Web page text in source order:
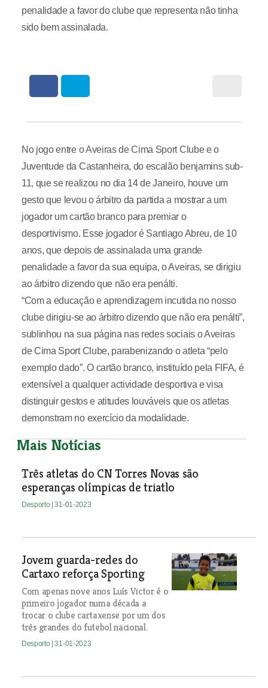
penalidade a favor do clube que representa não tinha
sido bem assinalada.
No jogo entre o Aveiras de Cima Sport Clube e o
Juventude da Castanheira, do escalão benjamins sub-
11, que se realizou no dia 14 de Janeiro, houve um
gesto que levou o árbitro da partida a mostrar a um
jogador um cartão branco para premiar o
desportivismo. Esse jogador é Santiago Abreu, de 10
anos, que depois de assinalada uma grande
penalidade a favor da sua equipa, o Aveiras, se dirigiu
ao árbitro dizendo que não era penálti.
“Com a educação e aprendizagem incutida no nosso
clube dirigiu-se ao árbitro dizendo que não era penálti”,
sublinhou na sua página nas redes sociais o Aveiras
de Cima Sport Clube, parabenizando o atleta “pelo
exemplo dado”. O cartão branco, instituído pela FIFA, é
extensível a qualquer actividade desportiva e visa
distinguir gestos e atitudes louváveis que os atletas
demonstram no exercício da modalidade.
Mais Notícias
Três atletas do CN Torres Novas são
esperanças olímpicas de triatlo
Desporto | 31-01-2023
Jovem guarda-redes do
Cartaxo reforça Sporting
Com apenas nove anos Luís Victor é o
primeiro jogador numa década a
trocar o clube cartaxense por um dos
três grandes do futebol nacional.
Desporto | 31-01-2023